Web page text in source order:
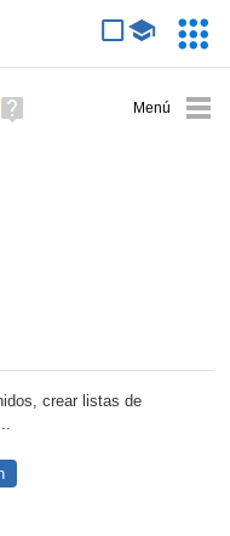
avanzada
Ayuda
(en
crear listas de